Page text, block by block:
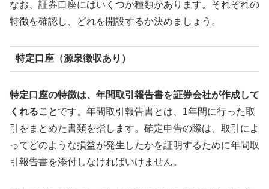
なお、証券口座にはいくつか種類があります。それぞれの
特徴を確認し、どれを開設するか決めましょう。
特定口座（源泉徴収あり）
特定口座の特徴は、年間取引報告書を証券会社が作成して
くれることです。年間取引報告書とは、1年間に行った取
引をまとめた書類を指します。確定申告の際は、取引によ
ってどのような損益が発生したかを証明するために年間取
引報告書を添付しなければいけません。